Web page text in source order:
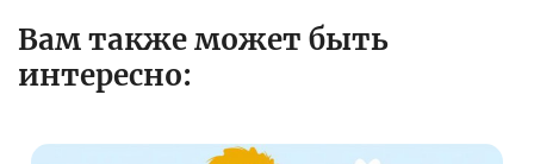
Вам также может быть
интересно: